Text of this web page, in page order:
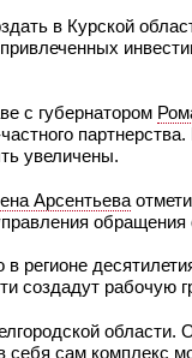
в Курской
с губернатором
увеличены.
Арсентьева
обращения
в регионе
создадут рабочую
области.
сам комплекс